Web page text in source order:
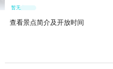
暂无点评
查看景点简介及开放时间